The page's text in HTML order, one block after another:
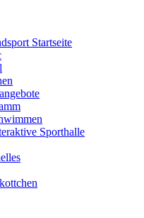
Startseite
Sporthalle